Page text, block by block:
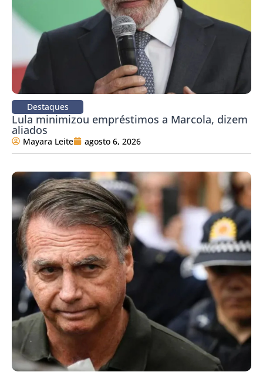
Destaques
Lula minimizou empréstimos a Marcola, dizem
aliados
Mayara Leite agosto 6, 2026